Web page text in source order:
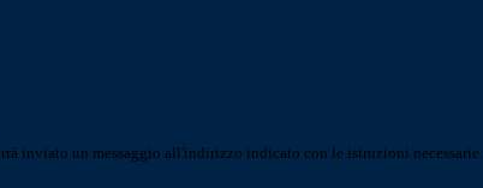
inviato un messaggio all'indirizzo indicato con le istruzioni necessarie.